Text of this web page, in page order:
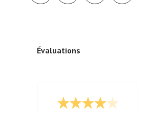
Évaluations